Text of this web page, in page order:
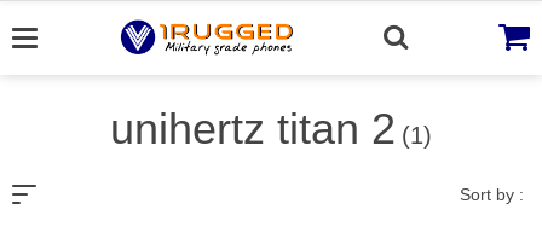
to
unihertz titan 2 (1)
Sort by :